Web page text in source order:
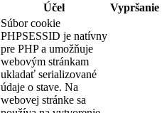
Účel Vypršanie
Súbor cookie
PHPSESSID je natívny
pre PHP a umožňuje
webovým stránkam
ukladať serializované
údaje o stave. Na
webovej stránke sa